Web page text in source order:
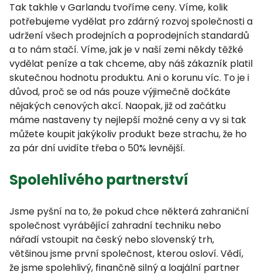
Tak takhle v Garlandu tvoříme ceny. Víme, kolik
potřebujeme vydělat pro zdárný rozvoj společnosti a
udržení všech prodejních a poprodejních standardů
a to nám stačí. Víme, jak je v naší zemi někdy těžké
vydělat peníze a tak chceme, aby náš zákazník platil
skutečnou hodnotu produktu. Ani o korunu víc. To je i
důvod, proč se od nás pouze výjimečně dočkáte
nějakých cenových akcí. Naopak, již od začátku
máme nastaveny ty nejlepší možné ceny a vy si tak
můžete koupit jakýkoliv produkt beze strachu, že ho
za pár dní uvidíte třeba o 50% levnější.
Spolehlivého partnerství
Jsme pyšní na to, že pokud chce některá zahraniční
společnost vyrábějící zahradní techniku nebo
nářadí vstoupit na český nebo slovenský trh,
většinou jsme první společnost, kterou osloví. Vědí,
že jsme spolehlivý, finančně silný a loajální partner